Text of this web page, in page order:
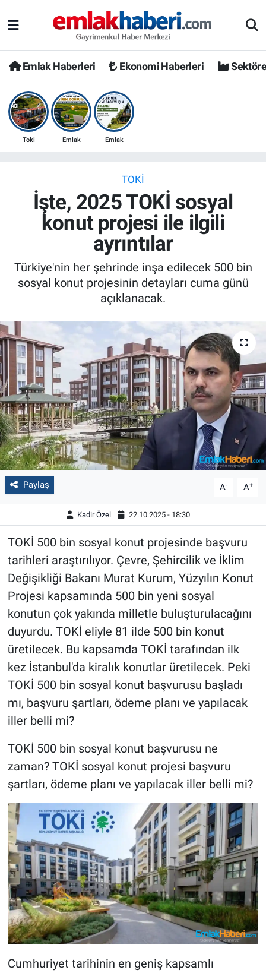
Emlak Haberleri Ekonomi Haberleri
Toki Emlak Emlak
TOKI
İşte, 2025 TOKİ sosyal
konut projesi ile ilgili
ayrıntılar
Türkiye'nin her şehrinde inşa edilecek 500 bin
sosyal konut projesinin detayları cuma günü
açıklanacak.
Paylaş A- A+
Kadir Özel 22.10.2025 - 18:30
TOKİ 500 bin sosyal konut projesinde başvuru
tarihleri araştırılıyor. Çevre, Şehircilik ve İklim
Değişikliği Bakanı Murat Kurum, Yüzyılın Konut
Projesi kapsamında 500 bin yeni sosyal
konutun çok yakında milletle buluşturulacağını
duyurdu. TOKİ eliyle 81 ilde 500 bin konut
üretilecek. Bu kapsamda TOKİ tarafından ilk
kez İstanbul'da kiralık konutlar üretilecek. Peki
TOKİ 500 bin sosyal konut başvurusu başladı
mı, başvuru şartları, ödeme planı ve yapılacak
iller belli mi?
TOKİ 500 bin sosyal konut başvurusu ne
zaman? TOKİ sosyal konut projesi başvuru
şartları, ödeme planı ve yapılacak iller belli mi?
Cumhuriyet tarihinin en geniş kapsamlı